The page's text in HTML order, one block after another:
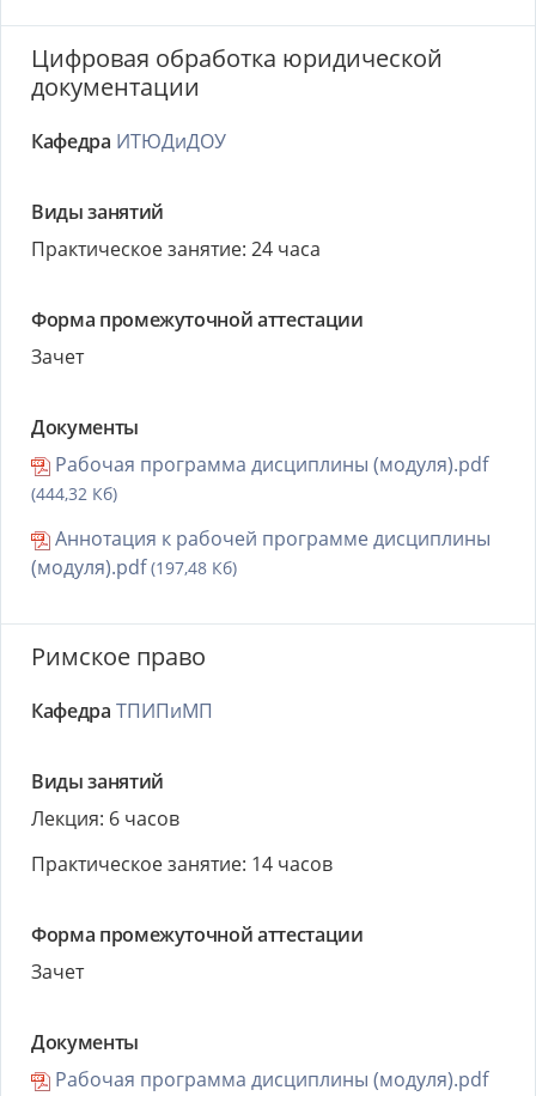
Цифровая обработка юридической
документации
Кафедра ИТЮДиДОУ
Виды занятий
Практическое занятие: 24 часа
Форма промежуточной аттестации
Зачет
Документы
Рабочая программа дисциплины (модуля).pdf
(444,32 Кб)
Аннотация к рабочей программе дисциплины
(модуля).pdf(197,48 Кб)
Римское право
Кафедра ТПИПиМП
Виды занятий
Лекция: 6 часов
Практическое занятие: 14 часов
Форма промежуточной аттестации
Зачет
Документы
Рабочая программа дисциплины (модуля).pdf